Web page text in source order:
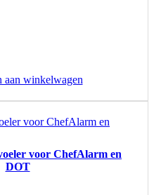
aan winkelwagen
voor ChefAlarm en
DOT